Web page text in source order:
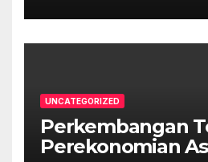
UNCATEGORIZED
Perkembangan
Perekonomian